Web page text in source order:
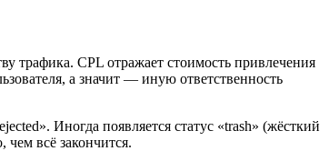
трафика. CPL отражает стоимость привлечения
а значит — иную ответственность
Иногда появляется статус «trash» (жёсткий
всё закончится.